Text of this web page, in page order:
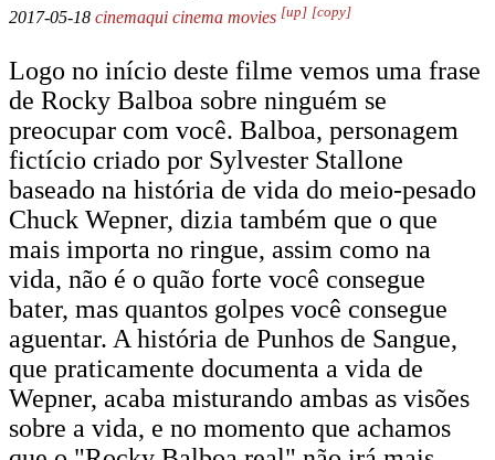
2017-05-18 cinemaqui cinema movies [up] [copy]
Logo no início deste filme vemos uma frase
de Rocky Balboa sobre ninguém se
preocupar com você. Balboa, personagem
fictício criado por Sylvester Stallone
baseado na história de vida do meio-pesado
Chuck Wepner, dizia também que o que
mais importa no ringue, assim como na
vida, não é o quão forte você consegue
bater, mas quantos golpes você consegue
aguentar. A história de Punhos de Sangue,
que praticamente documenta a vida de
Wepner, acaba misturando ambas as visões
sobre a vida, e no momento que achamos